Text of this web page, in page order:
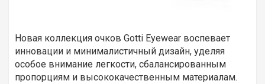
Новая коллекция очков Gotti Eyewear воспевает
инновации и минималистичный дизайн, уделяя
особое внимание легкости, сбалансированным
пропорциям и высококачественным материалам.